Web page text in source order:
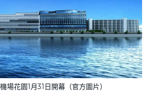
場花園1月31日開幕（官方圖片）